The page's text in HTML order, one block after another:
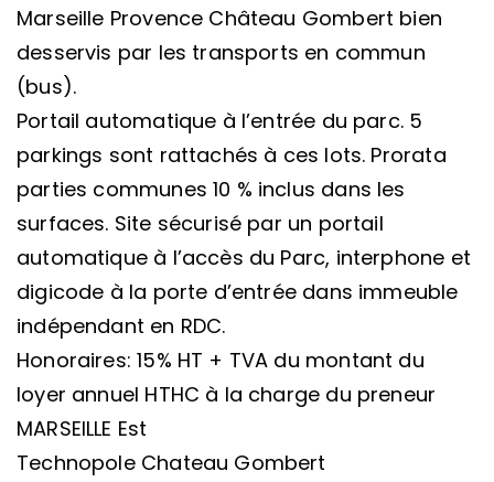
Marseille Provence Château Gombert bien
desservis par les transports en commun
(bus).
Portail automatique à l’entrée du parc. 5
parkings sont rattachés à ces lots. Prorata
parties communes 10 % inclus dans les
surfaces. Site sécurisé par un portail
automatique à l’accès du Parc, interphone et
digicode à la porte d’entrée dans immeuble
indépendant en RDC.
Honoraires: 15% HT + TVA du montant du
loyer annuel HTHC à la charge du preneur
MARSEILLE Est
Technopole Chateau Gombert